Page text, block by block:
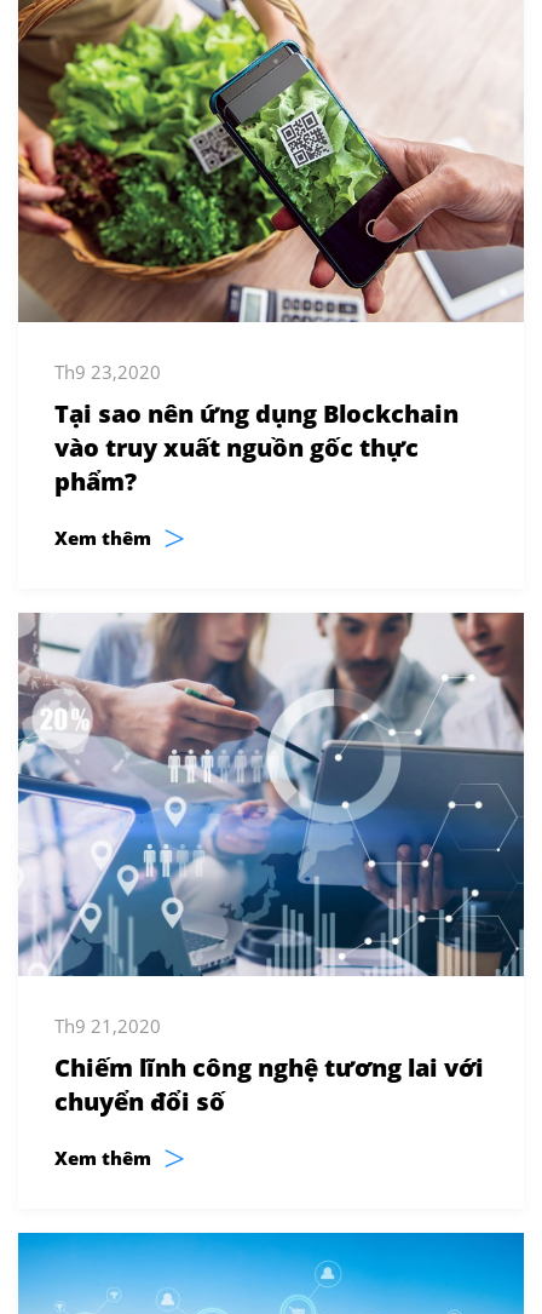
Th9 23,2020
Tại sao nên ứng dụng Blockchain
vào truy xuất nguồn gốc thực
phẩm?
Xem thêm >
Th9 21,2020
Chiếm lĩnh công nghệ tương lai với
chuyển đổi số
Xem thêm >